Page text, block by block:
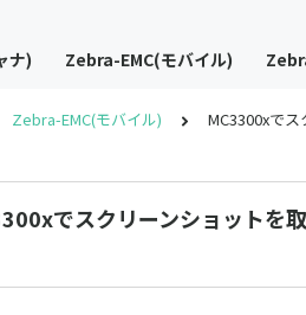
ナ) Zebra-EMC(モバイル)
Zebra-EMC(モバイル) MC3300xで
でスクリーンショットを